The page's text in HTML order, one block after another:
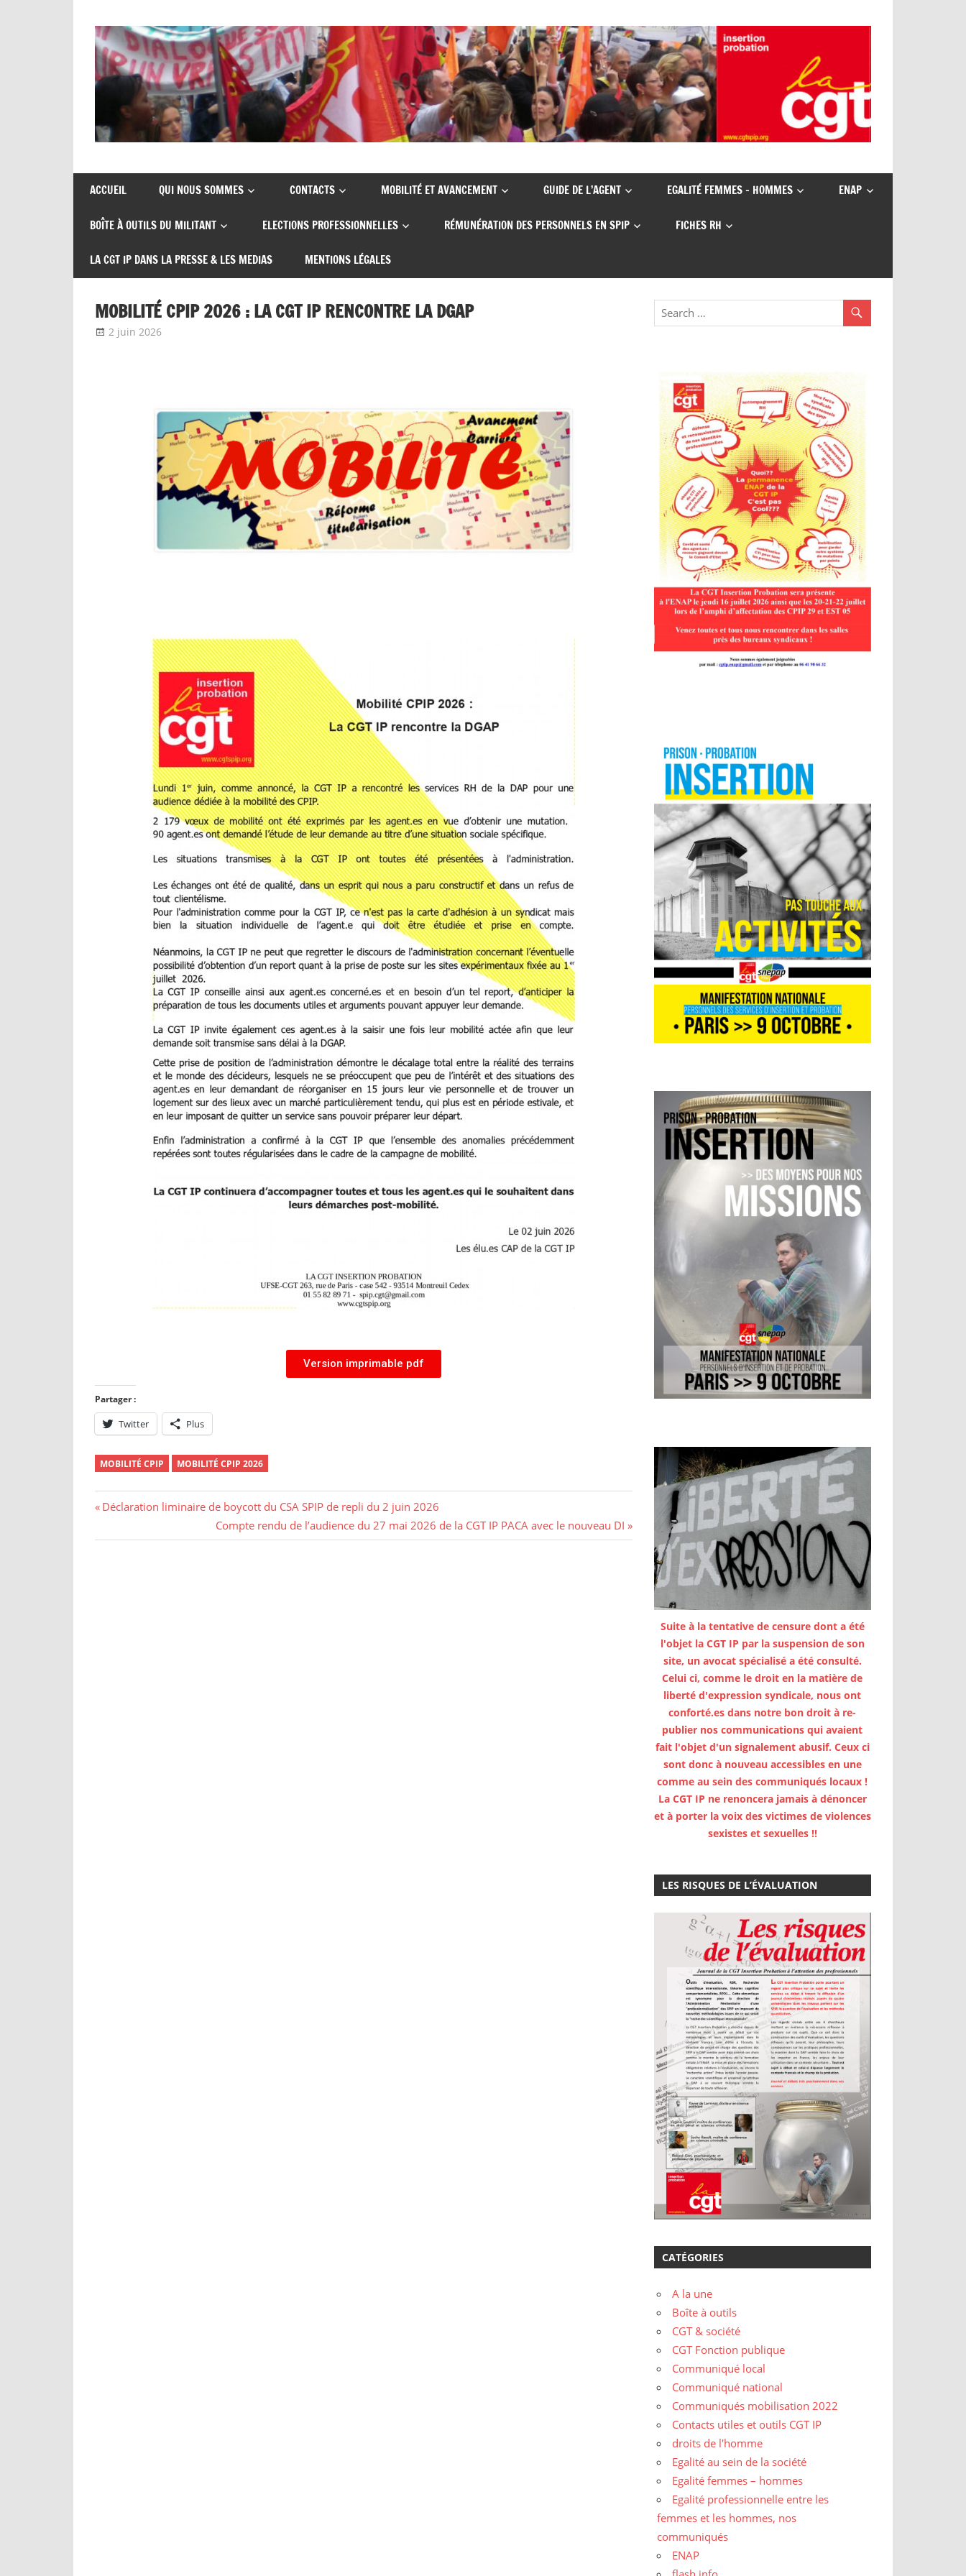
CGT
insertion
probation
de
syndicats
insertion
ACCUEIL QUI NOUS SOMMES CONTACTS MOBILITÉ ET AVANCEMENT GUIDE DE L’AGENT EGALITÉ FEMMES – HOMMES ENAP
BOÎTE À OUTILS DU MILITANT ELECTIONS PROFESSIONNELLES RÉMUNÉRATION DES PERSONNELS EN SPIP FICHES RH
LA CGT IP DANS LA PRESSE & LES MEDIAS MENTIONS LÉGALES
MOBILITÉ CPIP 2026 : LA CGT IP RENCONTRE LA DGAP
2 juin 2026
Version imprimable pdf
Partager :
Twitter Plus
MOBILITÉ CPIP MOBILITÉ CPIP 2026
Déclaration liminaire de boycott du CSA SPIP de repli du 2 juin 2026
Compte rendu de l’audience du 27 mai 2026 de la CGT IP PACA avec le nouveau DI
Suite à la tentative de censure dont a été
l'objet la CGT IP par la suspension de son
site, un avocat spécialisé a été consulté.
Celui ci, comme le droit en la matière de
liberté d'expression syndicale, nous ont
conforté.es dans notre bon droit à re-
publier nos communications qui avaient
fait l'objet d'un signalement abusif. Ceux ci
sont donc à nouveau accessibles en une
comme au sein des communiqués locaux !
La CGT IP ne renoncera jamais à dénoncer
et à porter la voix des victimes de violences
sexistes et sexuelles !!
LES RISQUES DE L’ÉVALUATION
CATÉGORIES
A la une
Boîte à outils
CGT & société
CGT Fonction publique
Communiqué local
Communiqué national
Communiqués mobilisation 2022
Contacts utiles et outils CGT IP
droits de l'homme
Egalité au sein de la société
Egalité femmes – hommes
Egalité professionnelle entre les
femmes et les hommes, nos
communiqués
ENAP